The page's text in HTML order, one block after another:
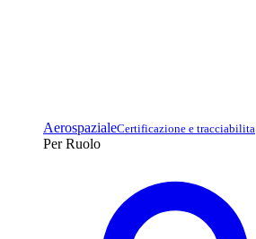
AerospazialeCertificazione e tracciabilita
Per Ruolo